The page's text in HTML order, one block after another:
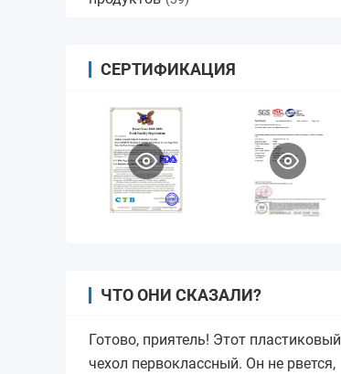
СЕРТИФИКАЦИЯ
ЧТО ОНИ СКАЗАЛИ?
Готово, приятель! Этот пластиковый
чехол первоклассный. Он не рвется,